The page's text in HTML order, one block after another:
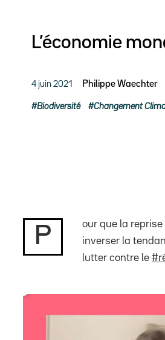
L’économie
4 juin 2021 Philippe Waechter
Biodiversité Changement
P
our que la
inverser la
lutter contre le